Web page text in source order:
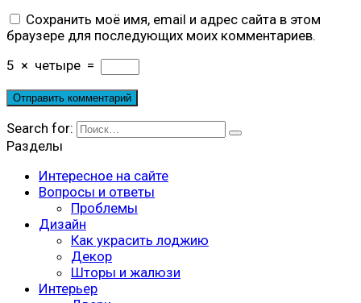
Сохранить моё имя, email и адрес сайта в этом
браузере для последующих моих комментариев.
5 × четыре =
Search for:
Разделы
Интересное на сайте
Вопросы и ответы
Проблемы
Дизайн
Как украсить лоджию
Декор
Шторы и жалюзи
Интерьер